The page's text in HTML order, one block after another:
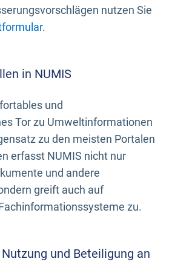
nutzen Sie
.
in NUMIS
und
Tor zu Umweltinformationen
zu den meisten Portalen
erfasst NUMIS nicht nur
und andere
greift auch auf
zu.
und Beteiligung an